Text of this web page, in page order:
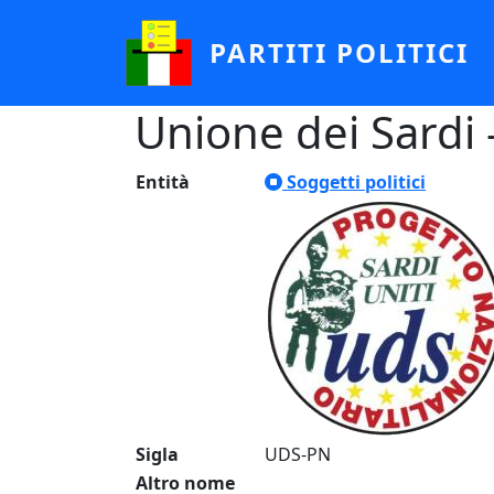
PARTITI POLITICI
Unione dei
Entità Soggetti politici
Sigla
UDS-PN
Altro nome